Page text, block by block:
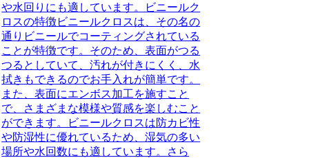
や水回りにも適しています。ビニールク
ロスの特徴ビニールクロスは、その名の
通りビニールでコーティングされている
ことが特徴です。そのため、表面がつる
つるとしていて、汚れが付きにくく、水
拭きもできるのでお手入れが簡単です。
また、表面にエンボス加工を施すこと
で、さまざまな模様や質感を楽しむこと
ができます。ビニールクロスは防カビ性
や防湿性に優れているため、湿気の多い
場所や水回数にも適しています。さら